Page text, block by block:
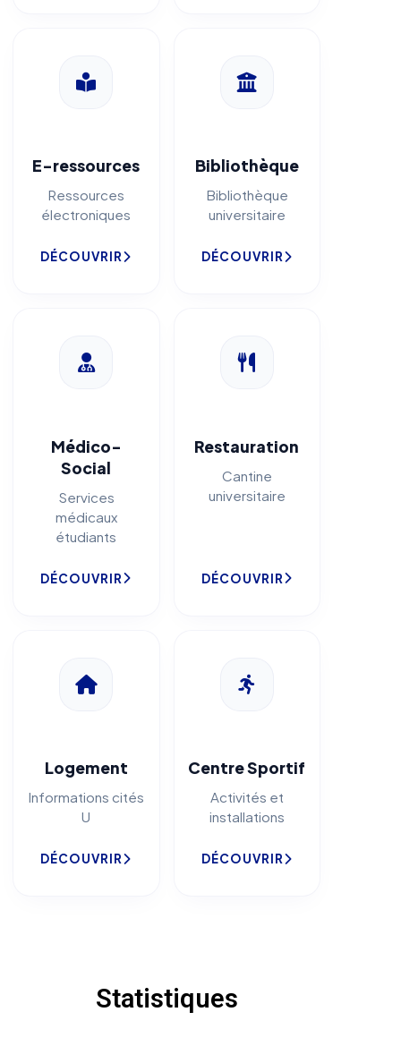
E-ressources
Ressources
électroniques
DÉCOUVRIR
Bibliothèque
Bibliothèque
universitaire
DÉCOUVRIR
Médico-
Social
Services
médicaux
étudiants
DÉCOUVRIR
Restauration
Cantine
universitaire
DÉCOUVRIR
Logement
Informations cités
U
DÉCOUVRIR
Centre Sportif
Activités et
installations
DÉCOUVRIR
Statistiques